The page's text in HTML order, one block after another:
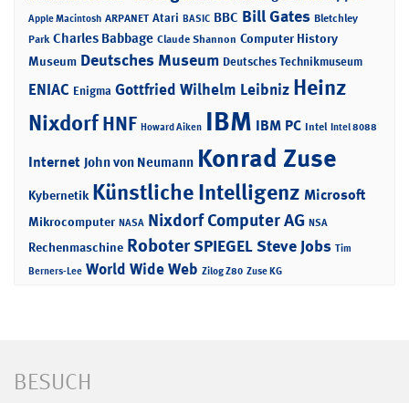
Apple Macintosh ARPANET Atari BASIC BBC Bill Gates Bletchley
Park Charles Babbage Claude Shannon Computer History
Museum Deutsches Museum Deutsches Technikmuseum
ENIAC Enigma Gottfried Wilhelm Leibniz Heinz
NixdorfHNF Howard Aiken IBM IBM PC Intel Intel 8088
Internet John von Neumann Konrad Zuse
Kybernetik Künstliche Intelligenz Microsoft
Mikrocomputer NASA Nixdorf Computer AG NSA
Rechenmaschine RoboterSPIEGELSteve Jobs Tim
Berners-Lee World Wide Web Zilog Z80 Zuse KG
BESUCH